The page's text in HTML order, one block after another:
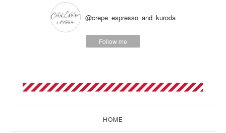
@crepe_espresso_and_kuroda
Follow me
HOME